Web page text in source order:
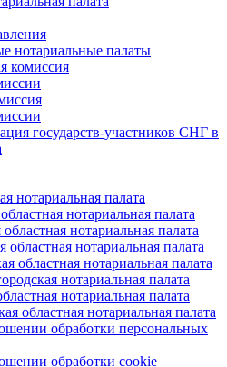
нотариальные палаты
комиссия
государств-участников СНГ в
нотариальная палата
нотариальная палата
нотариальная палата
областная нотариальная палата
областная нотариальная палата
нотариальная палата
нотариальная палата
областная нотариальная палата
обработки персональных
обработки cookie